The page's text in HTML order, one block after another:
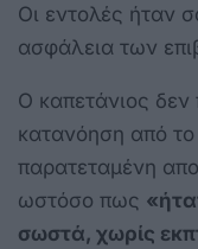
Οι εντολές ήταν
ασφάλεια των
Ο καπετάνιος δεν
κατανόηση από το
παρατεταμένη
ωστόσο πως
σωστά, χωρίς